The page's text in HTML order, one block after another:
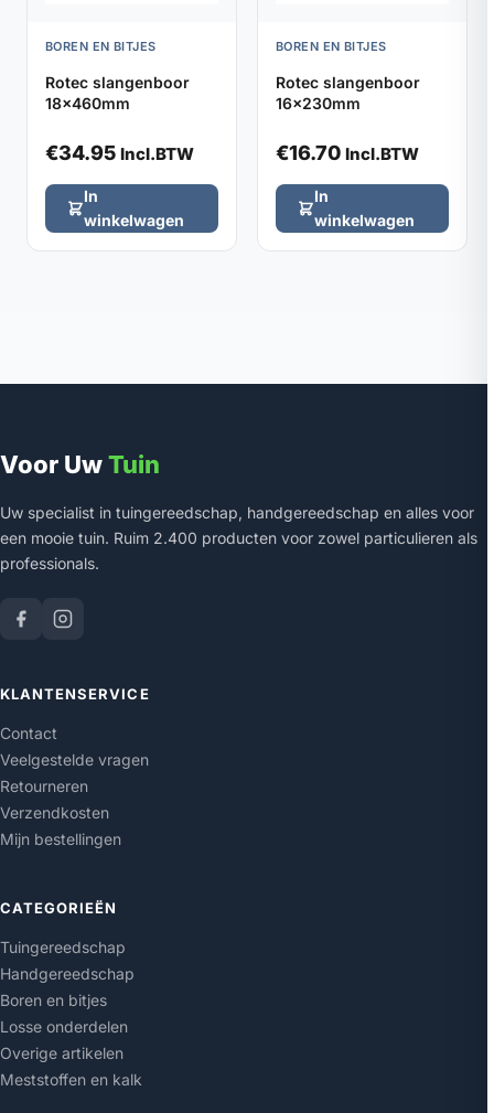
BOREN EN BITJES
Rotec slangenboor
18x460mm
€34.95 Incl.BTW
In
winkelwagen
BOREN EN BITJES
Rotec slangenboor
16x230mm
€16.70 Incl.BTW
In
winkelwagen
Voor UwTuin
Uw specialist in tuingereedschap, handgereedschap en alles voor
een mooie tuin. Ruim 2.400 producten voor zowel particulieren als
professionals.
KLANTENSERVICE
Contact
Veelgestelde vragen
Retourneren
Verzendkosten
Mijn bestellingen
CATEGORIEËN
Tuingereedschap
Handgereedschap
Boren en bitjes
Losse onderdelen
Overige artikelen
Meststoffen en kalk